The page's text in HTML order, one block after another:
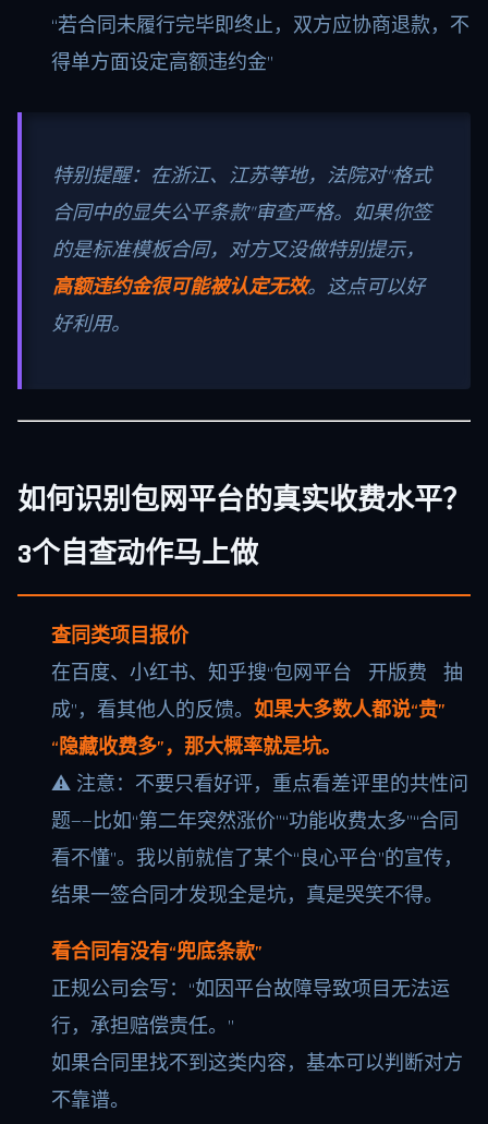
“若合同未履行完毕即终止，双方应协商退款，不
得单方面设定高额违约金”
特别提醒：在浙江、江苏等地，法院对“格式
合同中的显失公平条款”审查严格。如果你签
的是标准模板合同，对方又没做特别提示，
高额违约金很可能被认定无效。这点可以好
好利用。
如何识别包网平台的真实收费水平？
3个自查动作马上做
查同类项目报价
在百度、小红书、知乎搜“包网平台 开版费 抽
成”，看其他人的反馈。 如果大多数人都说“贵”
“隐藏收费多”，那大概率就是坑。
⚠️ 注意：不要只看好评，重点看差评里的共性问
题——比如“第二年突然涨价”“功能收费太多”“合同
看不懂”。我以前就信了某个“良心平台”的宣传，
结果一签合同才发现全是坑，真是哭笑不得。
看合同有没有“兜底条款”
正规公司会写：“如因平台故障导致项目无法运
行，承担赔偿责任。”
如果合同里找不到这类内容，基本可以判断对方
不靠谱。